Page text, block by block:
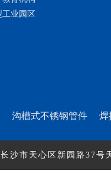
工业园区
沟槽式不锈钢管件 焊
沙市天心区新园路37